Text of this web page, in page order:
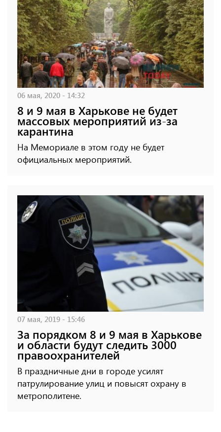
06 мая, 2020 - 14:32
8 и 9 мая в Харькове не будет
массовых мероприятий из-за
карантина
На Мемориале в этом году не будет
официальных мероприятий.
07 мая, 2019 - 15:46
За порядком 8 и 9 мая в Харькове
и области будут следить 3000
правоохранителей
В праздничные дни в городе усилят
патрулирование улиц и повысят охрану в
метрополитене.